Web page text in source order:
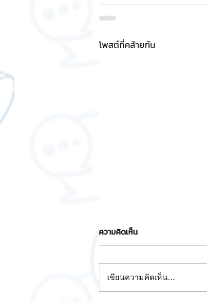
โพสต์ที่คล้ายกัน
ความคิดเห็น
เขียนความคิดเห็น…